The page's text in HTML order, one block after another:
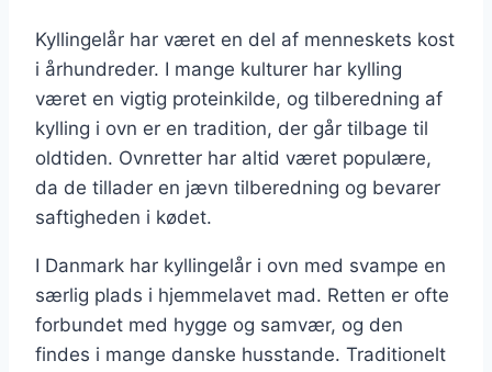
Kyllingelår har været en del af menneskets kost
i århundreder. I mange kulturer har kylling
været en vigtig proteinkilde, og tilberedning af
kylling i ovn er en tradition, der går tilbage til
oldtiden. Ovnretter har altid været populære,
da de tillader en jævn tilberedning og bevarer
saftigheden i kødet.
I Danmark har kyllingelår i ovn med svampe en
særlig plads i hjemmelavet mad. Retten er ofte
forbundet med hygge og samvær, og den
findes i mange danske husstande. Traditionelt